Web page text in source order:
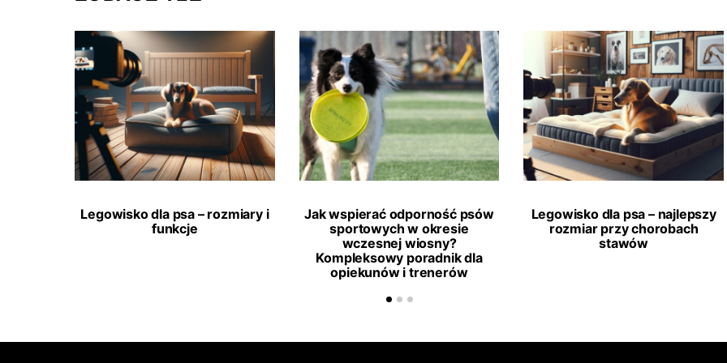
Legowisko dla psa – rozmiary i
funkcje
Jak wspierać odporność psów
sportowych w okresie
wczesnej wiosny?
Kompleksowy poradnik dla
opiekunów i trenerów
Legowisko dla psa – najlepszy
rozmiar przy chorobach
stawów